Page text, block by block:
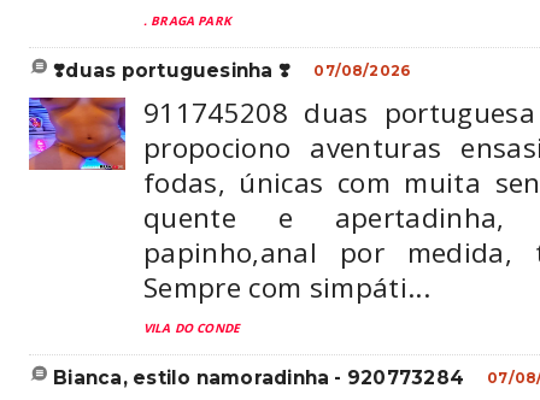
. BRAGA PARK
❣️duas portuguesinha ❣️ 07/08/2026
911745208 duas
propociono aventuras
fodas, únicas com muita
quente e
papinho,anal por medida,
Sempre com simpáti...
VILA DO CONDE
bianca, estilo namoradinha - 920773284 07/